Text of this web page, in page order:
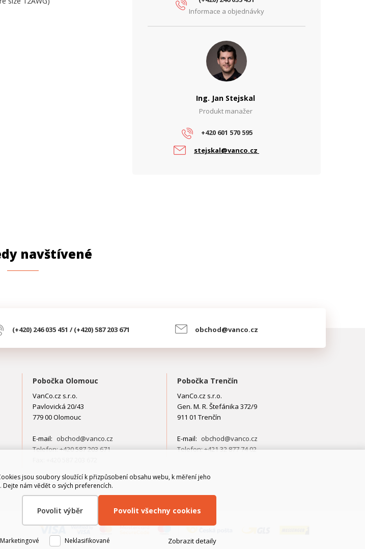
Ochrana proti podpětí
Ano
Tepelná ochrana Ano
802.3at, 802.3bt
Informace a objednávky
Ing. Jan Stejskal
Produkt manažer
+420 601 570 595
stejskal@vanco.cz
navštívené
(+420) 246 035 451 / (+420) 587 203 671 obchod@vanco.cz
Pobočka Olomouc
VanCo.cz s.r.o.
Pavlovická 20/43
779 00 Olomouc
E-mail: obchod@vanco.cz
Telefon: +420 587 203 671
Pobočka Trenčín
VanCo.cz s.r.o.
Gen. M. R. Štefánika 372/9
911 01 Trenčín
E-mail: obchod@vanco.cz
Telefon: +421 32 877 74 02
jsou soubory sloužící k přizpůsobení obsahu webu, k měření jeho
nám vědět o svých preferencích.
Povolit výběr Povolit všechny cookies
Marketingové Neklasifikované Zobrazit detaily